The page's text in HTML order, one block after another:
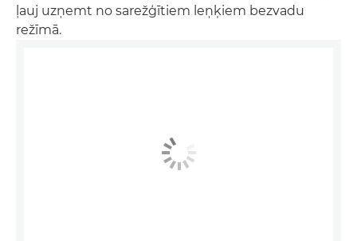
ļauj uzņemt no sarežģītiem leņķiem bezvadu
režīmā.